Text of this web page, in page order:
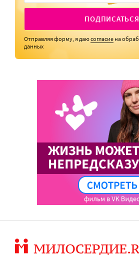
ПОДПИСАТЬСЯ
Отправляя форму, я даюсогласие на
данных